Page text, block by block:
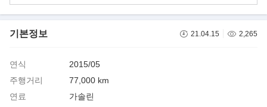
기본정보 21.04.15 2,265
연식
2015/05
주행거리
77,000 km
연료
가솔린